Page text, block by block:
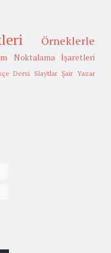
Örneklerle
Noktalama İşaretleri
Dersi Slaytlar Şair Yazar